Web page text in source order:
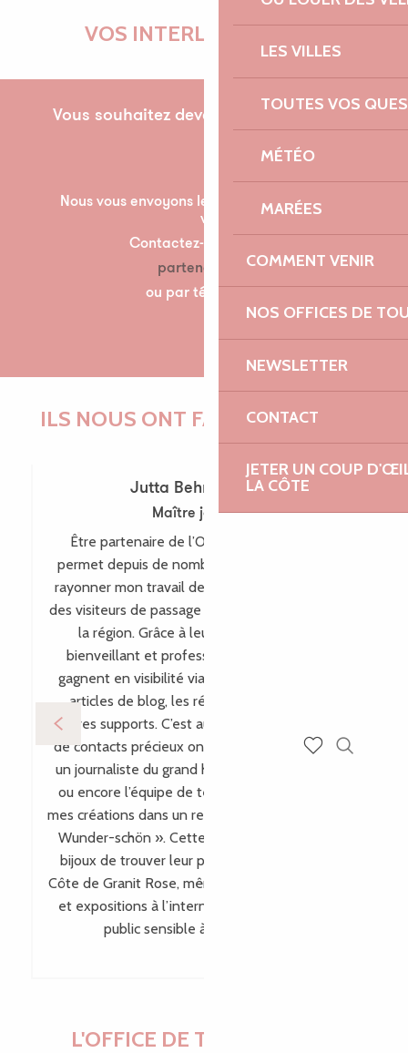
LES VILLES
TOUTES VOS
MÉTÉO
MARÉES
COMMENT VENIR
NOS OFFICES DE
NEWSLETTER
CONTACT
JETER UN COUP
LA CÔTE
VOS INTERLOCUTRICES
Vous souhaitez devenir partenaire pour la
première fois ?
Nous vous envoyons les documents nécessaire à
votre partenariat par mail.
Contactez-nous à l’adresse suivante :
partenariats@lannion-tregor.com
ou par téléphone au 07 86 04 60 30
ILS NOUS ONT FAIT CONFIANCE !
Jutta Behr-Schaeidt
Maître joaillière
Être partenaire de l’Office de Tourisme me
permet depuis de nombreuses années de faire
rayonner mon travail de maître-joaillière auprès
des visiteurs de passage comme des habitants de
la région. Grâce à leur accompagnement
bienveillant et professionnel, mes créations
gagnent en visibilité via leur site internet, leurs
articles de blog, les réseaux sociaux et bien
d’autres supports. C’est aussi par ce biais que plein
de contacts précieux ont vu le jour, comme avec
un journaliste du grand hebdomadaire allemand
ou encore l’équipe de télévision WDR, incluant
mes créations dans un reportage pour l’émission «
Wunder-schön ». Cette visibilité permet à mes
bijoux de trouver leur place bien au-delà de la
Côte de Granit Rose, même en dehors des salons
et expositions à l’international, en touchant un
public sensible à leur singularité.
L'OFFICE DE TOURISME EN